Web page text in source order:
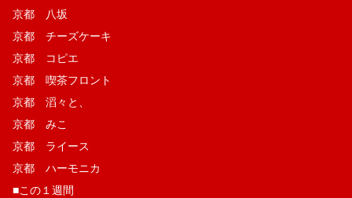
京都 八坂
京都 チーズケーキ
京都 コピエ
京都 喫茶フロント
京都 滔々と、
京都 みこ
京都 ライース
京都 ハーモニカ
■この１週間